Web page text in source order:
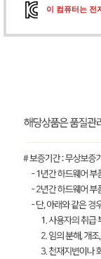
이 컴퓨터는 전